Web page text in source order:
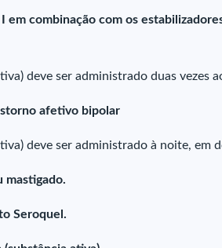
combinação com os
deve ser administrado duas vezes
afetivo bipolar
deve ser administrado à noite, em
mastigado.
Seroquel.